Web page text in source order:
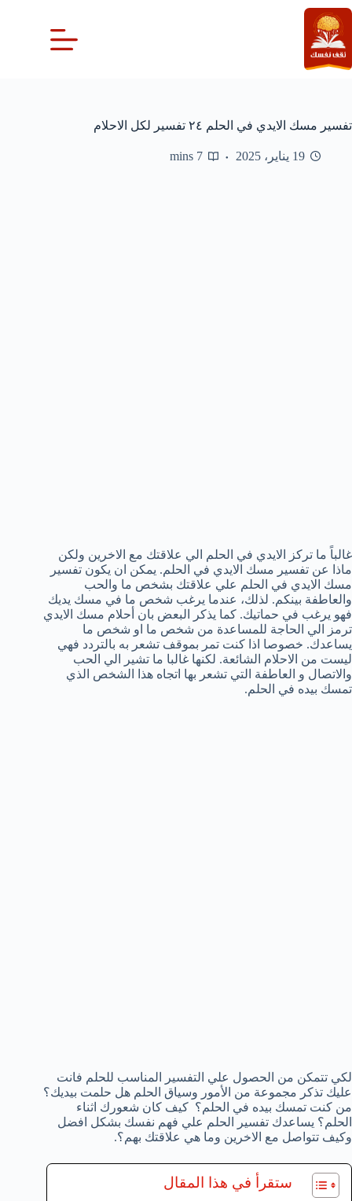
التجاوز
إلى
المحتوى
تفسير مسك الايدي في الحلم ٢٤ تفسير لكل الاحلام
19 يناير، 2025 7 mins
غالباً ما تركز الايدي في الحلم الي علاقتك مع الاخرين ولكن
ماذا عن تفسير مسك الايدي في الحلم. يمكن ان يكون تفسير
مسك الايدي في الحلم علي علاقتك بشخص ما والحب
والعاطفة بينكم. لذلك، عندما يرغب شخص ما في مسك يديك
فهو يرغب في حماتيك. كما يذكر البعض بان أحلام مسك الايدي
ترمز الي الحاجة للمساعدة من شخص ما او شخص ما
يساعدك. خصوصا اذا كنت تمر بموقف تشعر به بالتردد فهي
ليست من الاحلام الشائعة. لكنها غالبا ما تشير الي الحب
والاتصال و العاطفة التي تشعر بها اتجاه هذا الشخص الذي
تمسك بيده في الحلم.
لكي تتمكن من الحصول علي التفسير المناسب للحلم فانت
عليك تذكر مجموعة من الأمور وسياق الحلم هل حلمت بيديك؟
من كنت تمسك بيده في الحلم؟ كيف كان شعورك اثناء
الحلم؟ يساعدك تفسير الحلم علي فهم نفسك بشكل افضل
وكيف تتواصل مع الاخرين وما هي علاقتك بهم؟.
ستقرأ في هذا المقال